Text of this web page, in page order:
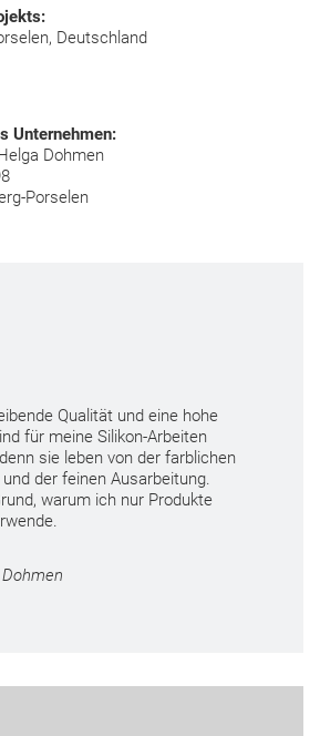
Deutschland
Unternehmen:
Dohmen
Porselen
Qualität und eine hohe
für meine Silikon-Arbeiten
sie leben von der farblichen
der feinen Ausarbeitung.
warum ich nur Produkte